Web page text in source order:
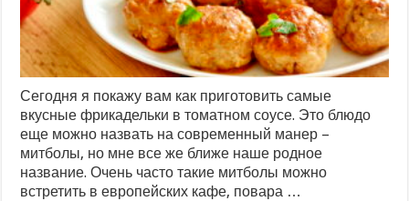
Сегодня я покажу вам как приготовить самые
вкусные фрикадельки в томатном соусе. Это блюдо
еще можно назвать на современный манер –
митболы, но мне все же ближе наше родное
название. Очень часто такие митболы можно
встретить в европейских кафе, повара …